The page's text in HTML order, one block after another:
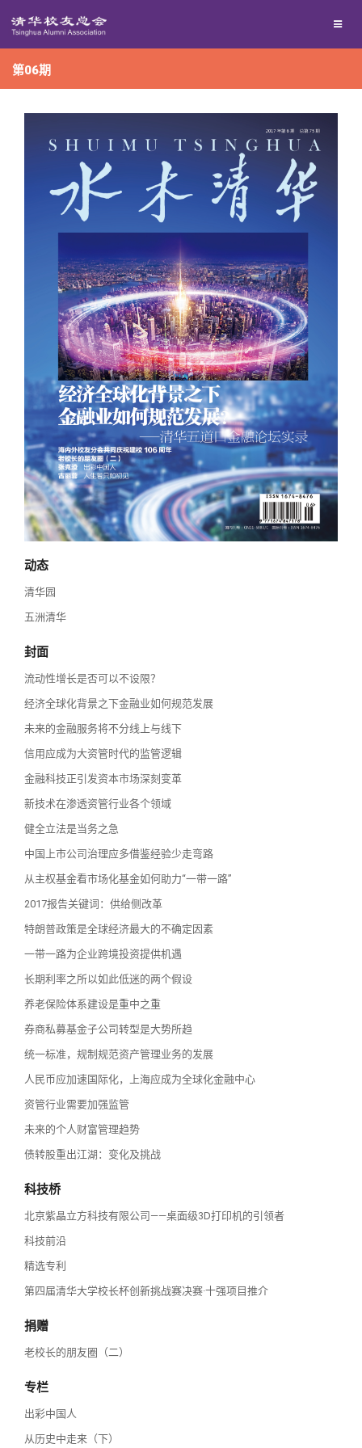
清华人物
清华故事
青春风采
校友文苑
校友讲坛
校友视界
终身学习
信息化服务
三创大赛
实用信息
校友总会
总会简介
会长致辞
总会章程
理事会名单
制度法规
联系我们
关闭
第06期
动态
清华园
五洲清华
封面
流动性增长是否可以不设限？
经济全球化背景之下金融业如何规范发展
未来的金融服务将不分线上与线下
信用应成为大资管时代的监管逻辑
金融科技正引发资本市场深刻变革
新技术在渗透资管行业各个领域
健全立法是当务之急
中国上市公司治理应多借鉴经验少走弯路
从主权基金看市场化基金如何助力“一带一路”
2017报告关键词：供给侧改革
特朗普政策是全球经济最大的不确定因素
一带一路为企业跨境投资提供机遇
长期利率之所以如此低迷的两个假设
养老保险体系建设是重中之重
券商私募基金子公司转型是大势所趋
统一标准，规制规范资产管理业务的发展
人民币应加速国际化，上海应成为全球化金融中心
资管行业需要加强监管
未来的个人财富管理趋势
债转股重出江湖：变化及挑战
科技桥
北京紫晶立方科技有限公司——桌面级3D打印机的引领者
科技前沿
精选专利
第四届清华大学校长杯创新挑战赛决赛·十强项目推介
捐赠
老校长的朋友圈（二）
专栏
出彩中国人
从历史中走来（下）